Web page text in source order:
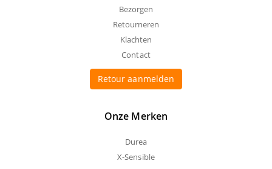
Bezorgen
Retourneren
Klachten
Contact
Retour aanmelden
Onze Merken
Durea
X-Sensible